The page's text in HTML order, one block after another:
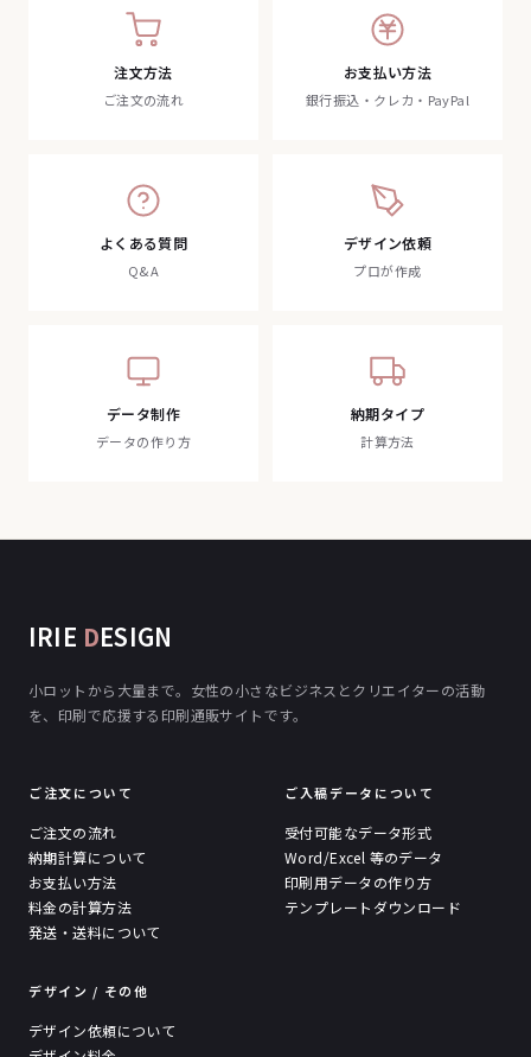
注文方法
ご注文の流れ
お支払い方法
銀行振込・クレカ・PayPal
よくある質問
Q&A
デザイン依頼
プロが作成
データ制作
データの作り方
納期タイプ
計算方法
IRIE DESIGN
小ロットから大量まで。女性の小さなビジネスとクリエイターの活動
を、印刷で応援する印刷通販サイトです。
ご注文について
ご注文の流れ
納期計算について
お支払い方法
料金の計算方法
発送・送料について
ご入稿データについて
受付可能なデータ形式
Word/Excel 等のデータ
印刷用データの作り方
テンプレートダウンロード
デザイン / その他
デザイン依頼について